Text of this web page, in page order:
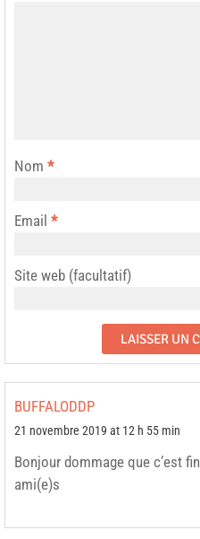
Nom *
Email *
Site web (facultatif)
BUFFALODDP
21 novembre 2019 at 12 h 55 min
Bonjour dommage que c’est
ami(e)s